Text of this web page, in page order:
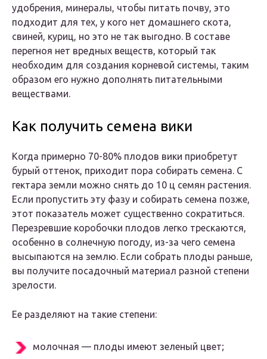
удобрения, минералы, чтобы питать почву, это
подходит для тех, у кого нет домашнего скота,
свиней, куриц, но это не так выгодно. В составе
перегноя нет вредных веществ, который так
необходим для создания корневой системы, таким
образом его нужно дополнять питательными
веществами.
Как получить семена вики
Когда примерно 70-80% плодов вики приобретут
бурый оттенок, приходит пора собирать семена. С
гектара земли можно снять до 10 ц семян растения.
Если пропустить эту фазу и собирать семена позже,
этот показатель может существенно сократиться.
Перезревшие коробочки плодов легко трескаются,
особенно в солнечную погоду, из-за чего семена
высыпаются на землю. Если собрать плоды раньше,
вы получите посадочный материал разной степени
зрелости.
Ее разделяют на такие степени:
молочная — плоды имеют зеленый цвет;